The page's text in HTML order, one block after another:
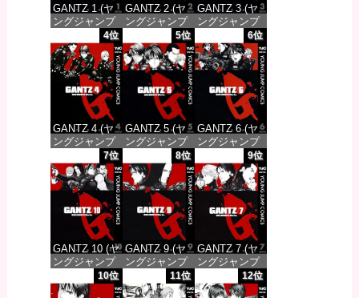
GANTZ 1 (ヤ
ングジャンプ
コミックス
DIGITAL)
価格：¥100
GANTZ 2 (ヤ
ングジャンプ
コミックス
DIGITAL)
価格：¥100
GANTZ 3 (ヤ
ングジャンプ
コミックス
DIGITAL)
価格：¥100
4位
GANTZ 4 (ヤ
ングジャンプ
コミックス
DIGITAL)
価格：¥100
5位
GANTZ 5 (ヤ
ングジャンプ
コミックス
DIGITAL)
価格：¥100
6位
GANTZ 6 (ヤ
ングジャンプ
コミックス
DIGITAL)
価格：¥100
7位
GANTZ 10 (ヤ
ングジャンプ
コミックス
DIGITAL)
8位
GANTZ 9 (ヤ
ングジャンプ
コミックス
DIGITAL)
9位
GANTZ 7 (ヤ
ングジャンプ
コミックス
DIGITAL)
10位 11位 12位